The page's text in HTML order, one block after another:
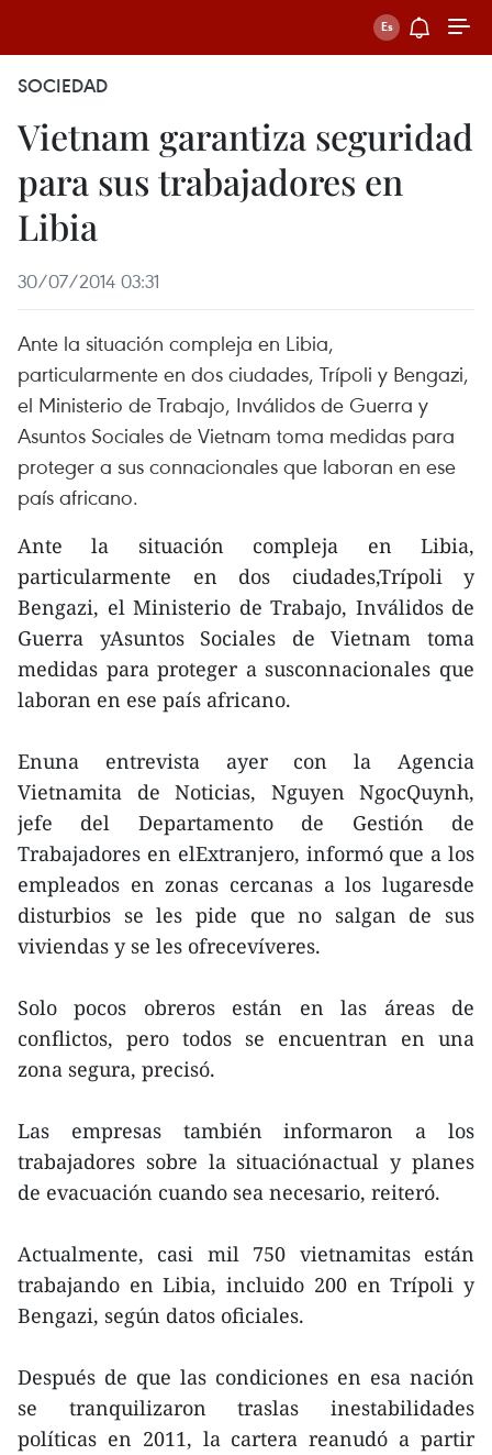
SOCIEDAD
Vietnam garantiza seguridad
para sus trabajadores en
Libia
30/07/2014 03:31
Ante la situación compleja en Libia,
particularmente en dos ciudades, Trípoli y Bengazi,
el Ministerio de Trabajo, Inválidos de Guerra y
Asuntos Sociales de Vietnam toma medidas para
proteger a sus connacionales que laboran en ese
país africano.
Ante la situación compleja en Libia,
particularmente en dos ciudades,Trípoli y
Bengazi, el Ministerio de Trabajo, Inválidos de
Guerra yAsuntos Sociales de Vietnam toma
medidas para proteger a susconnacionales que
laboran en ese país africano.
Enuna entrevista ayer con la Agencia
Vietnamita de Noticias, Nguyen NgocQuynh,
jefe del Departamento de Gestión de
Trabajadores en elExtranjero, informó que a los
empleados en zonas cercanas a los lugaresde
disturbios se les pide que no salgan de sus
viviendas y se les ofrecevíveres.
Solo pocos obreros están en las áreas de
conflictos, pero todos se encuentran en una
zona segura, precisó.
Las empresas también informaron a los
trabajadores sobre la situaciónactual y planes
de evacuación cuando sea necesario, reiteró.
Actualmente, casi mil 750 vietnamitas están
trabajando en Libia, incluido 200 en Trípoli y
Bengazi, según datos oficiales.
Después de que las condiciones en esa nación
se tranquilizaron traslas inestabilidades
políticas en 2011, la cartera reanudó a partir